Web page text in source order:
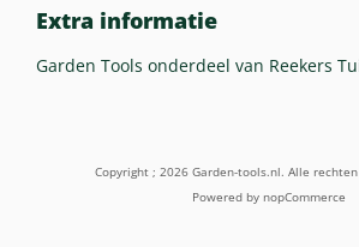
Extra informatie
Garden Tools onderdeel van Reekers
Copyright ; 2026 Garden-tools.nl. Alle
Powered by nopCommerce